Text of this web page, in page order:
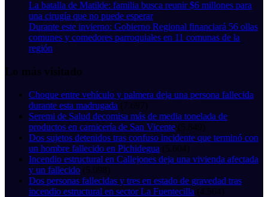
La batalla de Matilde: familia busca reunir $6 millones para
una cirugía que no puede esperar
Durante este invierno: Gobierno Regional financiará 56 ollas
comunes y comedores parroquiales en 11 comunas de la
región
Lo más visitado
Choque entre vehículo y palmera deja una persona fallecida
durante esta madrugada (7.697)
Seremi de Salud decomisa más de media tonelada de
productos en carnicería de San Vicente (5.849)
Dos sujetos detenidos tras confuso incidente que terminó con
un hombre fallecido en Pichidegua (5.604)
Incendio estructural en Callejones deja una vivienda afectada
y un fallecido (5.098)
Dos personas fallecidas y tres en estado de gravedad tras
incendio estructural en sector La Fuentecilla (4.564)